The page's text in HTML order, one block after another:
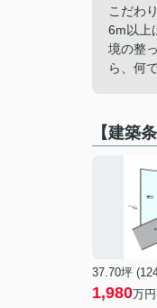
こだわ
6m以上
境の整
ら、何
【建築
37.70坪
1,980万